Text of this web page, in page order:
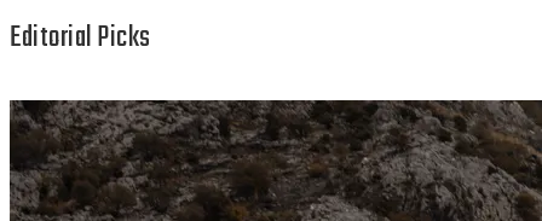
Editorial Picks